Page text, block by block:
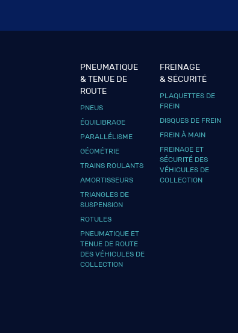
PNEUMATIQUE
& TENUE DE
ROUTE
PNEUS
ÉQUILIBRAGE
PARALLÉLISME
GÉOMÉTRIE
TRAINS ROULANTS
AMORTISSEURS
TRIANGLES DE
SUSPENSION
ROTULES
PNEUMATIQUE ET
TENUE DE ROUTE
DES VÉHICULES DE
COLLECTION
FREINAGE
& SÉCURITÉ
PLAQUETTES DE
FREIN
DISQUES DE FREIN
FREIN À MAIN
FREINAGE ET
SÉCURITÉ DES
VÉHICULES DE
COLLECTION